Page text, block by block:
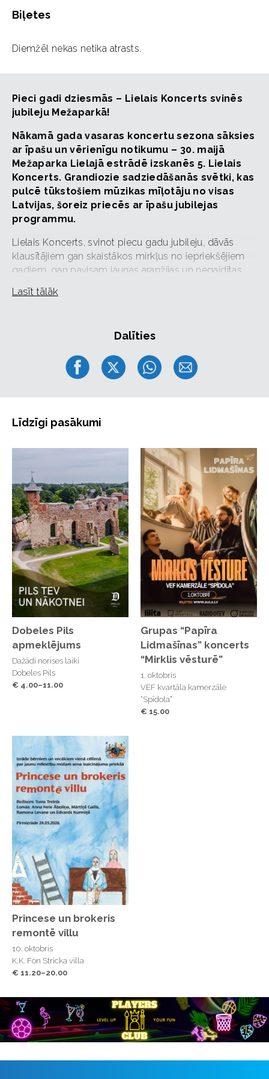
Biļetes
Diemžēl nekas netika atrasts.
Pieci gadi dziesmās – Lielais Koncerts svinēs
jubileju Mežaparkā!
Nākamā gada vasaras koncertu sezona sāksies
ar īpašu un vērienīgu notikumu – 30. maijā
Mežaparka Lielajā estrādē izskanēs 5. Lielais
Koncerts. Grandiozie sadziedāšanās svētki, kas
pulcē tūkstošiem mūzikas mīļotāju no visas
Latvijas, šoreiz priecēs ar īpašu jubilejas
programmu.
Lielais Koncerts, svinot piecu gadu jubileju, dāvās
klausītājiem gan skaistākos mirkļus no iepriekšējiem
gadiem, gan pavisam jaunas aranžijas un negaidītas
paaudzes, šoreiz izskanēs jaunās krāsās un īpašos
Uz skatuves kāps izcilākie Latvijas mākslinieki – Intars
“Līvi”, “Instrumenti”, “Singapūras Satīns” un vēl daudzi
citi, kuru vārdi tiks atklāti, tuvojoties pasākumam.
Kā vienmēr, galvenais koncerta dalībnieks būs Latvijā
Koncerta bigbendu un stīgu orķestri, diriģenta Jāņa
skanējumu un vienotības sajūtu.
“Lielais Koncerts tie vienmēr ir svētki. Svētki, kas
dziesmās un emocijās vieno dažādu žanru latviešu
mūzikas mīļotājus, vieno ģimenes, draugus un
paaudzes. Un šogad šie svētki būs īpaši, jo Lielais
Koncerts nāks pie saviem apmeklētājiem jau piekto
reizi ar īpašu, jubilejas programmu. Tiekamies! “
Elīna Zālīte-Saulriete “Lielais Koncerts” vadītāja
Tiekamies vasaras lielākajos sadziedāšanās
svētkos!
Kontakti jautājumiem par biļešu iegādi:
lielaiskoncerts@lielaiskoncerts.lv
Lasīt tālāk
Dalīties
Līdzīgi pasākumi
Dobeles Pils
apmeklējums
Dažādi norises laiki
Dobeles Pils
€ 4.00–11.00
Grupas “Papīra
Lidmašīnas” koncerts
“Mirklis vēsturē”
1. oktobris
VEF kvartāla kamerzāle
“Spīdola”
€ 15.00
Princese un brokeris
remontē villu
10. oktobris
K.K. Fon Stricka villa
€ 11.20–20.00